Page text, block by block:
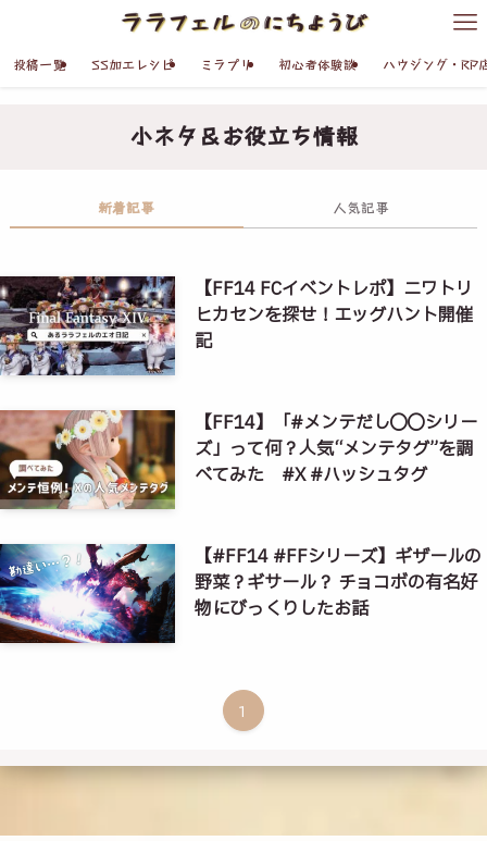
投稿一覧 SS加工レシピ ミラプリ 初心者体験談 ハウジング・RP
小ネタ＆お役立ち情報
新着記事 人気記事
【FF14 FCイベントレポ】ニワトリ
ヒカセンを探せ！エッグハント開催
記
【FF14】「#メンテだし◯◯シリー
ズ」って何？人気“メンテタグ”を調
べてみた #X #ハッシュタグ
【#FF14 #FFシリーズ】ギザールの
野菜？ギサール？ チョコボの有名好
物にびっくりしたお話
1